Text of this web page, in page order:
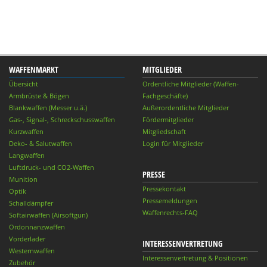
WAFFENMARKT
Übersicht
Armbrüste & Bögen
Blankwaffen (Messer u.ä.)
Gas-, Signal-, Schreckschusswaffen
Kurzwaffen
Deko- & Salutwaffen
Langwaffen
Luftdruck- und CO2-Waffen
Munition
Optik
Schalldämpfer
Softairwaffen (Airsoftgun)
Ordonnanzwaffen
Vorderlader
Westernwaffen
Zubehör
MITGLIEDER
Ordentliche Mitglieder (Waffen-
Fachgeschäfte)
Außerordentliche Mitglieder
Fördermitglieder
Mitgliedschaft
Login für Mitglieder
PRESSE
Pressekontakt
Pressemeldungen
Waffenrechts-FAQ
INTERESSENVERTRETUNG
Interessenvertretung & Positionen